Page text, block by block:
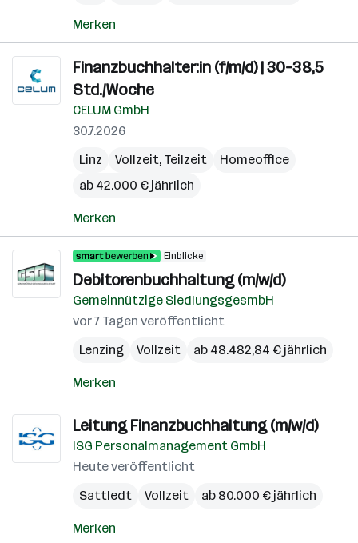
Merken
Finanzbuchhalter:in (f/m/d) | 30–38,5
Std./Woche
CELUM GmbH
30.7.2026
Linz
Vollzeit, Teilzeit
Homeoffice
ab 42.000 € jährlich
Merken
Einblicke
Debitorenbuchhaltung (m/w/d)
Gemeinnützige SiedlungsgesmbH
vor 7 Tagen veröffentlicht
Lenzing
Vollzeit ab 48.482,84 € jährlich
Merken
Leitung Finanzbuchhaltung (m/w/d)
ISG Personalmanagement GmbH
Heute veröffentlicht
Sattledt
Vollzeit ab 80.000 € jährlich
Merken